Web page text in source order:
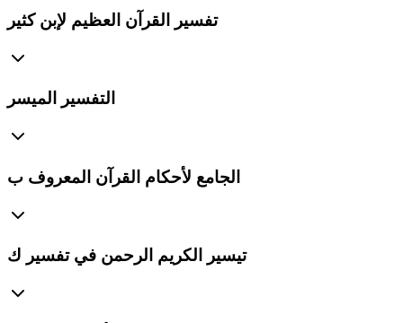
تفسير القرآن العظيم لإبن كثير
التفسير الميسر
الجامع لأحكام القرآن المعروف ب
تيسير الكريم الرحمن في تفسير ك